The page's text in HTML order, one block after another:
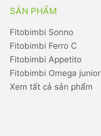
SẢN PHẨM
Fitobimbi Sonno
Fitobimbi Ferro C
Fitobimbi Appetito
Fitobimbi Omega junior
Xem tất cả sản phẩm